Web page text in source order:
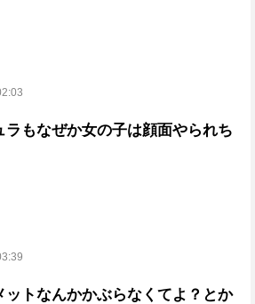
ラもなぜか女の子は顔面やられち
ットなんかかぶらなくてよ？とか